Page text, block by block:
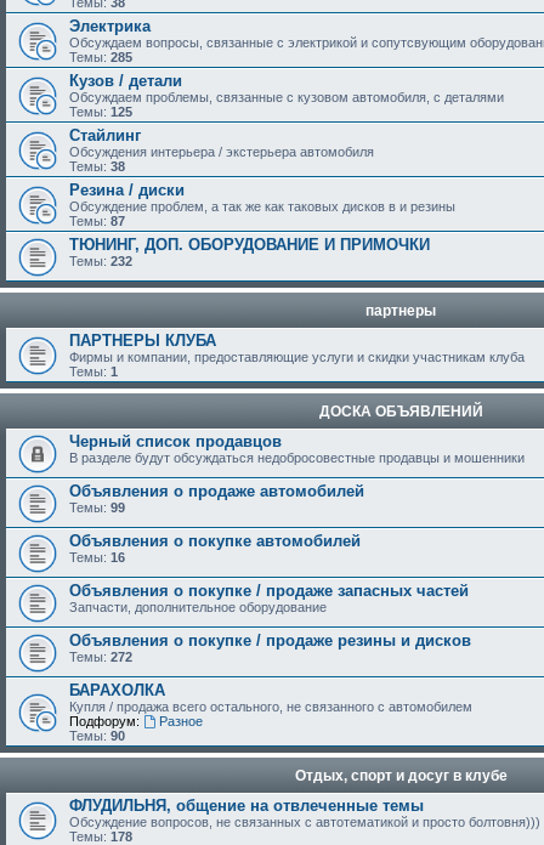
Электрика
Обсуждаем вопросы, связанные с электрикой и сопутсвующим
Темы: 285
Кузов / детали
Обсуждаем проблемы, связанные с кузовом автомобиля, с деталями
Темы: 125
Стайлинг
Обсуждения интерьера / экстерьера автомобиля
Темы: 38
Резина / диски
Обсуждение проблем, а так же как таковых дисков в и резины
Темы: 87
ТЮНИНГ, ДОП. ОБОРУДОВАНИЕ И ПРИМОЧКИ
Темы: 232
партнеры
ПАРТНЕРЫ КЛУБА
Фирмы и компании, предоставляющие услуги и скидки участникам клуба
Темы: 1
ДОСКА ОБЪЯВЛЕНИЙ
Черный список продавцов
В разделе будут обсуждаться недобросовестные продавцы и мошенники
Объявления о продаже автомобилей
Темы: 99
Объявления о покупке автомобилей
Темы: 16
Объявления о покупке / продаже запасных частей
Запчасти, дополнительное оборудование
Объявления о покупке / продаже резины и дисков
Темы: 272
БАРАХОЛКА
Купля / продажа всего остального, не связанного с автомобилем
Подфорум:
Разное
Темы: 90
Отдых, спорт и досуг в клубе
ФЛУДИЛЬНЯ, общение на отвлеченные темы
Обсуждение вопросов, не связанных с автотематикой и просто болтовня)))
Темы: 178